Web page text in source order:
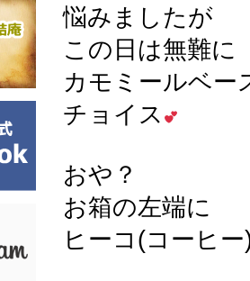
悩みましたが
この日は無難に
カモミールベー
チョイス
おや？
お箱の左端に
ヒーコ(コーヒ